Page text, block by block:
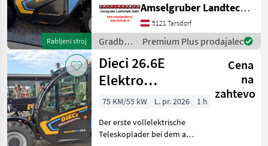
Rabljeni stroj
Teleskopladermarkt. 100 %
Elektro! -Größte Kabine
(Baugleich vom Modell 26.6
Mini Agri) -Echt
Amselgruber Landtechnik GmbH
5121 Tarsdorf
Gradbeni
stroji /
Dieci
Premium Plus prodajalec
Dieci 26.6E
Elektro
Teleskoplader
Österreichpaket
Cena
na
zahtevo
75 KM/55 kW L. pr. 2026
1 h
Der erste vollelektrische
Teleskoplader bei dem an